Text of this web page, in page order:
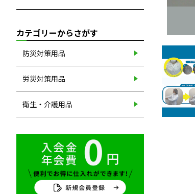
カテゴリーからさがす
防災対策用品
労災対策用品
衛生・介護用品